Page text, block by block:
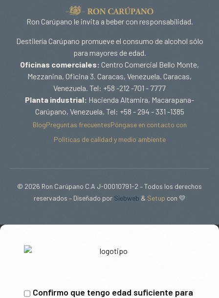
Ron Carúpano le invita a beber con responsabilidad.
Destilería Carúpano promueve el consumo de alcohol sólo
para mayores de edad.
Oficinas comerciales: Centro Comercial Bello Monte,
Mezzanina, Oficina 3. Caracas, Venezuela. Caracas,
Venezuela. Tel: +58 -212 -701 - 7777
Planta industrial: Hacienda Altamira, Macarapana-
Carúpano, Venezuela. Tel: +58 - 294 - 331 -1385
BlogPreguntas frecuentesPóngase en contacto con
Políticas de calidad y medio ambiente
© 2026 Ron Carúpano C.A J-00010791-2 – Todos los derechos
reservados – Diseñado por Siebweb & Setup con 💛
Confirmo que tengo edad suficiente para